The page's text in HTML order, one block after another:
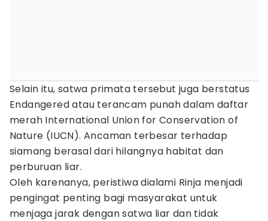
Selain itu, satwa primata tersebut juga berstatus
Endangered atau terancam punah dalam daftar
merah International Union for Conservation of
Nature (IUCN). Ancaman terbesar terhadap
siamang berasal dari hilangnya habitat dan
perburuan liar.
Oleh karenanya, peristiwa dialami Rinja menjadi
pengingat penting bagi masyarakat untuk
menjaga jarak dengan satwa liar dan tidak